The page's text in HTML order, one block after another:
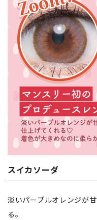
スイカソーダ
淡いパープルオレンジが
る。